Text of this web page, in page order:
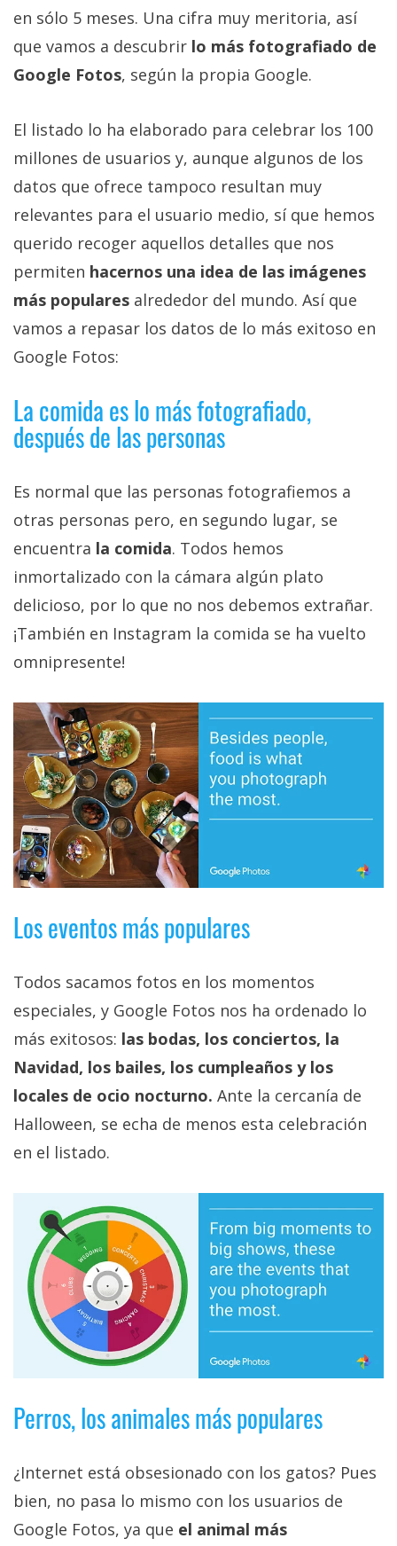
Más
temas
Sorteos
Foros
Contacto
/
Sobre
nosotros
/
Publicidad
/
Cambiar
opciones
privacidad
/
Aviso
El medio de
comunicación
encontrarás
todas las
noticias sobre
tecnología,
móviles,
ordenadores,
videojuegos,
comparativas,
trucos y
tutoriales.
El Grupo
Informático
(CC) 2006-
2026.Algunos
derechos
reservados.
en sólo 5 meses. Una cifra muy meritoria, así
que vamos a descubrir lo más fotografiado de
Google Fotos, según la propia Google.
El listado lo ha elaborado para celebrar los 100
millones de usuarios y, aunque algunos de los
datos que ofrece tampoco resultan muy
relevantes para el usuario medio, sí que hemos
querido recoger aquellos detalles que nos
permiten hacernos una idea de las imágenes
más populares alrededor del mundo. Así que
vamos a repasar los datos de lo más exitoso en
Google Fotos:
La comida es lo más fotografiado,
después de las personas
Es normal que las personas fotografiemos a
otras personas pero, en segundo lugar, se
encuentra la comida. Todos hemos
inmortalizado con la cámara algún plato
delicioso, por lo que no nos debemos extrañar.
¡También en Instagram la comida se ha vuelto
omnipresente!
Los eventos más populares
Todos sacamos fotos en los momentos
especiales, y Google Fotos nos ha ordenado lo
más exitosos: las bodas, los conciertos, la
Navidad, los bailes, los cumpleaños y los
locales de ocio nocturno. Ante la cercanía de
Halloween, se echa de menos esta celebración
en el listado.
Perros, los animales más populares
¿Internet está obsesionado con los gatos? Pues
bien, no pasa lo mismo con los usuarios de
Google Fotos, ya que el animal más